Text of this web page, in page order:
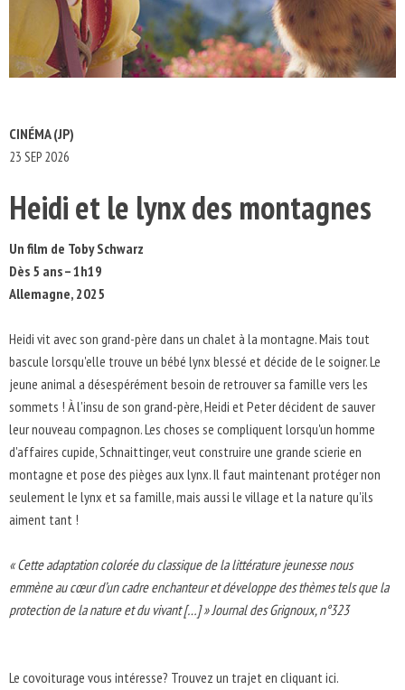
CINÉMA (JP)
23 SEP 2026
Heidi et le lynx des montagnes
Un film de Toby Schwarz
Dès 5 ans – 1h19
Allemagne, 2025
Heidi vit avec son grand-père dans un chalet à la montagne. Mais tout
bascule lorsqu'elle trouve un bébé lynx blessé et décide de le soigner. Le
jeune animal a désespérément besoin de retrouver sa famille vers les
sommets ! À l'insu de son grand-père, Heidi et Peter décident de sauver
leur nouveau compagnon. Les choses se compliquent lorsqu'un homme
d'affaires cupide, Schnaittinger, veut construire une grande scierie en
montagne et pose des pièges aux lynx. Il faut maintenant protéger non
seulement le lynx et sa famille, mais aussi le village et la nature qu'ils
aiment tant !
« Cette adaptation colorée du classique de la littérature jeunesse nous
emmène au cœur d’un cadre enchanteur et développe des thèmes tels que la
protection de la nature et du vivant […] » Journal des Grignoux, n°323
Le covoiturage vous intéresse? Trouvez un trajet en cliquant ici.